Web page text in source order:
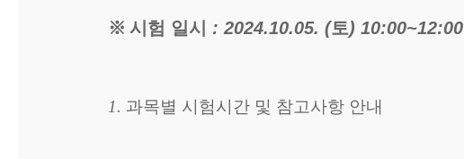
※ 시험 일시 : 2024.10.05. (토) 10:00~12:00
1. 과목별 시험시간 및 참고사항 안내